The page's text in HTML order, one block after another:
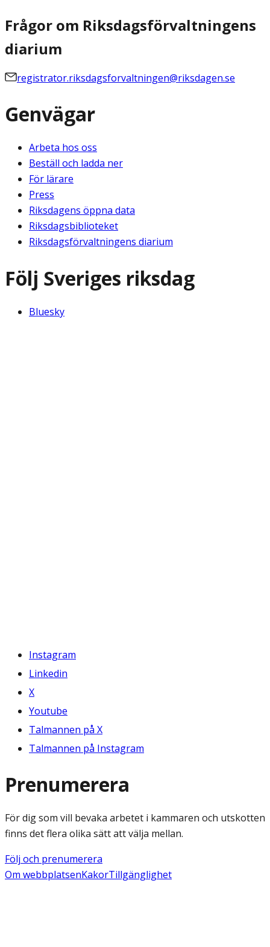
Frågor om Riksdagsförvaltningens
diarium
registrator.riksdagsforvaltningen@riksdagen.se
Genvägar
Arbeta hos oss
Beställ och ladda ner
För lärare
Press
Riksdagens öppna data
Riksdagsbiblioteket
Riksdagsförvaltningens diarium
Följ Sveriges riksdag
Bluesky
Instagram
Linkedin
X
Youtube
Talmannen på X
Talmannen på Instagram
Prenumerera
För dig som vill bevaka arbetet i kammaren och utskotten
finns det flera olika sätt att välja mellan.
Följ och prenumerera
Om webbplatsenKakorTillgänglighet